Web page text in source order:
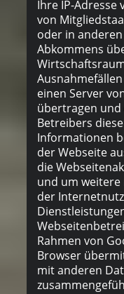
Ihre IP-Adresse
von
oder in
Abkommens
einen Server
übertragen und
Betreibers
Informationen
der Webseite
die
und um
der
Rahmen von
Browser
mit anderen